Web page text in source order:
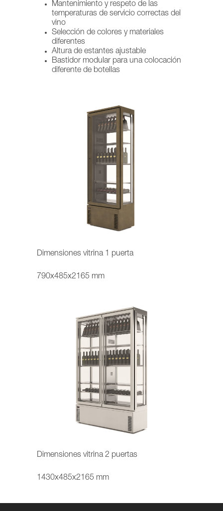
Mantenimiento y respeto de las
temperaturas de servicio correctas del
vino
Selección de colores y materiales
diferentes
Altura de estantes ajustable
Bastidor modular para una colocación
diferente de botellas
Dimensiones vitrina 1 puerta
790x485x2165 mm
Dimensiones vitrina 2 puertas
1430x485x2165 mm